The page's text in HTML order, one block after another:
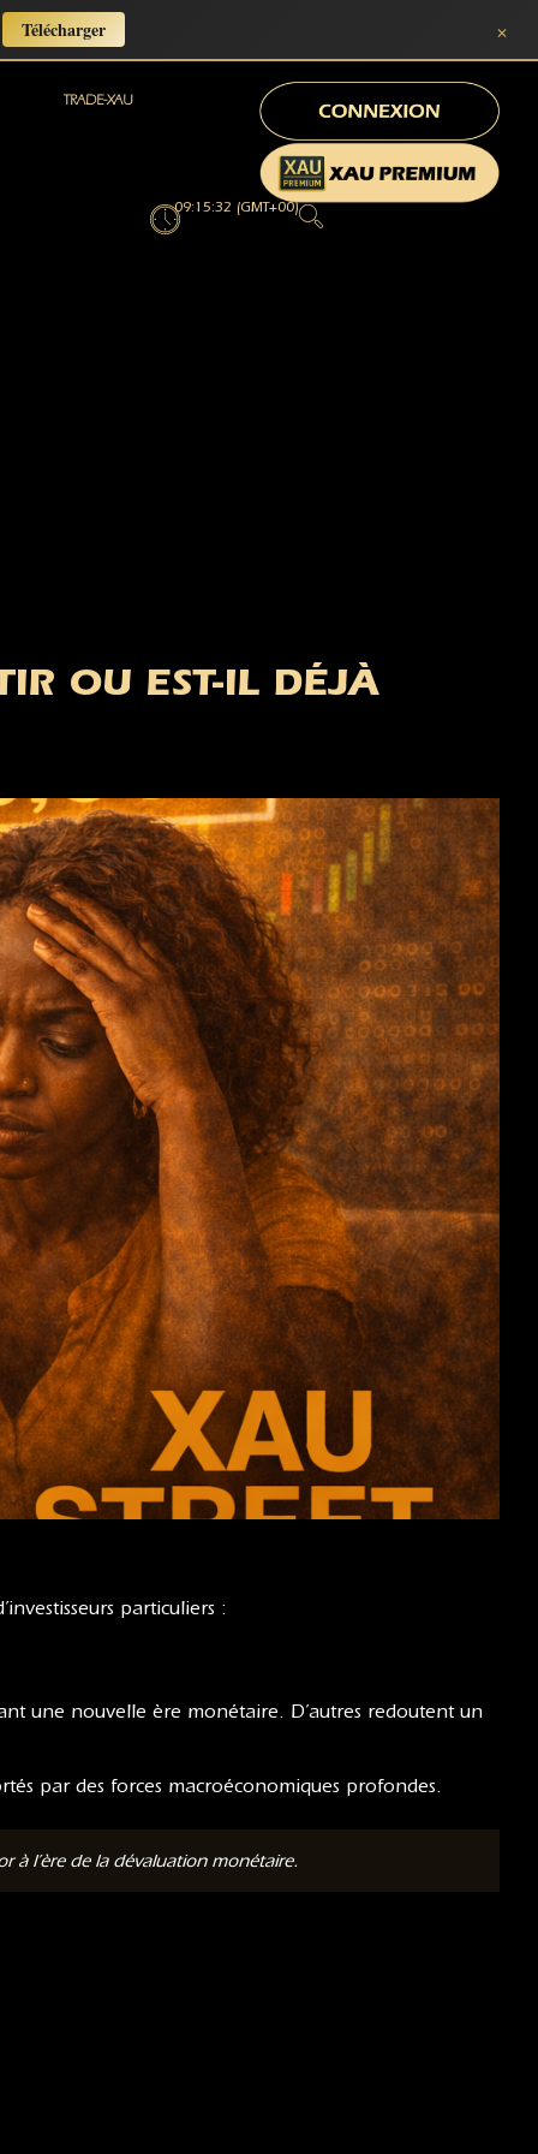
Télécharger ×
TRADE-XAU
09:15:33 (GMT+00)
OU EST-IL DÉJÀ
particuliers :
une nouvelle ère monétaire. D’autres redoutent un
par des forces macroéconomiques profondes.
à l’ère de la dévaluation monétaire.